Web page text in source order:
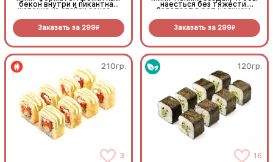
бекон внутри и пикантная
шапочка из спайси соуса —
посытнее (8шт.)
Заказать за 299R
наесться без тяжести.
Залетает в рот целиком,
(8шт.)
Заказать за 299R
210гр.
3
120гр.
16